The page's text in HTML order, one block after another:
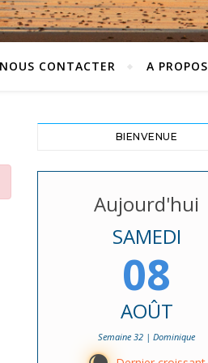
NOUS CONTACTER A PROPOS
BIENVENUE
Aujourd'hui
SAMEDI
08
AOÛT
Semaine 32 | Dominique